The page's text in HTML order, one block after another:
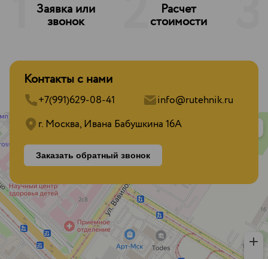
Заявка или
звонок
Расчет
стоимости
Контакты с нами
+7(991)629-08-41
info@rutehnik.ru
г. Москва, Ивана Бабушкина 16А
Заказать обратный звонок